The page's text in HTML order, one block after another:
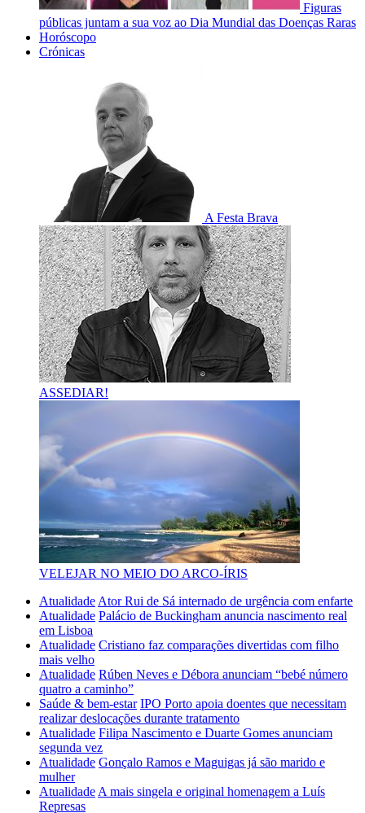
Figuras
públicas juntam a sua voz ao Dia Mundial das Doenças Raras
Horóscopo
Crónicas
A Festa Brava
ASSEDIAR!
VELEJAR NO MEIO DO ARCO-ÍRIS
Atualidade Ator Rui de Sá internado de urgência com enfarte
Atualidade Palácio de Buckingham anuncia nascimento real
em Lisboa
Atualidade Cristiano faz comparações divertidas com filho
mais velho
Atualidade Rúben Neves e Débora anunciam “bebé número
quatro a caminho”
Saúde & bem-estar IPO Porto apoia doentes que necessitam
realizar deslocações durante tratamento
Atualidade Filipa Nascimento e Duarte Gomes anunciam
segunda vez
Atualidade Gonçalo Ramos e Maguigas já são marido e
mulher
Atualidade A mais singela e original homenagem a Luís
Represas